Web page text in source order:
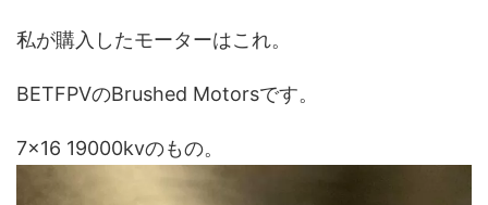
私が購入したモーターはこれ。
BETFPVのBrushed Motorsです。
7×16 19000kvのもの。